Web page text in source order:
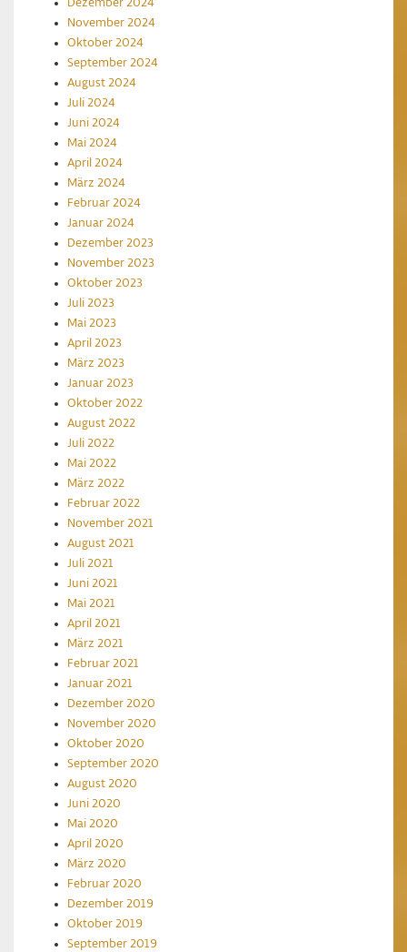
Dezember 2024
November 2024
Oktober 2024
September 2024
August 2024
Juli 2024
Juni 2024
Mai 2024
April 2024
März 2024
Februar 2024
Januar 2024
Dezember 2023
November 2023
Oktober 2023
Juli 2023
Mai 2023
April 2023
März 2023
Januar 2023
Oktober 2022
August 2022
Juli 2022
Mai 2022
März 2022
Februar 2022
November 2021
August 2021
Juli 2021
Juni 2021
Mai 2021
April 2021
März 2021
Februar 2021
Januar 2021
Dezember 2020
November 2020
Oktober 2020
September 2020
August 2020
Juni 2020
Mai 2020
April 2020
März 2020
Februar 2020
Dezember 2019
Oktober 2019
September 2019